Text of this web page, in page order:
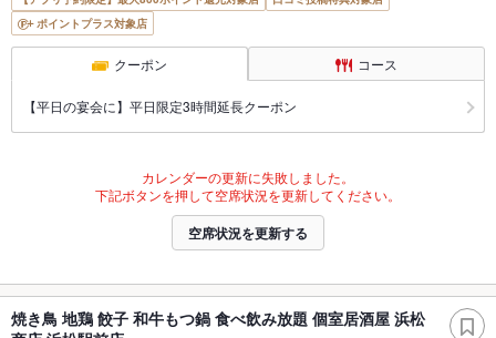
ポイントプラス対象店
クーポン コース
【平日の宴会に】平日限定3時間延長クーポン
カレンダーの更新に失敗しました。
下記ボタンを押して空席状況を更新してください。
空席状況を更新する
焼き鳥 地鶏 餃子 和牛もつ鍋 食べ飲み放題 個室居酒屋 浜松